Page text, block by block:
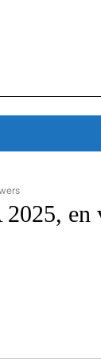
SPANISH" TO
RECEIVE